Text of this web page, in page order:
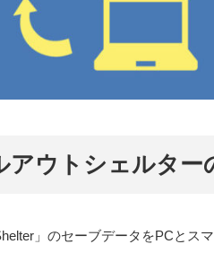
アウトシェルター
」のセーブデータをPCとス